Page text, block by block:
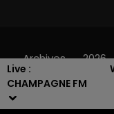
Live :
CHAMPAGNE FM
Archives 2026